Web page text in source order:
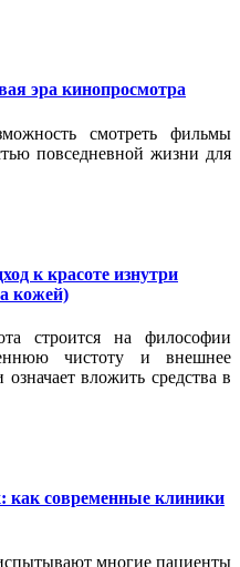
эра кинопросмотра
смотреть фильмы
повседневной жизни для
к красоте изнутри
кожей)
строится на философии
чистоту и внешнее
вложить средства в
как современные клиники
многие пациенты